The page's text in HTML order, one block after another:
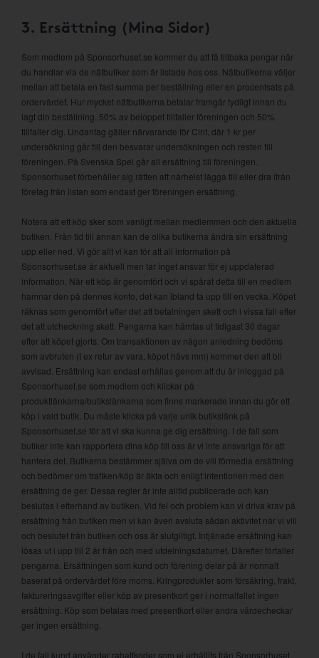
3. Ersättning (Mina Sidor)
Som medlem på Sponsorhuset.se kommer du att få tillbaka pengar när
du handlar via de nätbutiker som är listade hos oss. Nätbutikerna väljer
mellan att betala en fast summa per beställning eller en procentsats på
ordervärdet. Hur mycket nätbutikerna betalar framgår tydligt innan du
lagt din beställning. 50% av beloppet tillfaller föreningen och 50%
tillfaller dig. Undantag gäller närvarande för Cint, där 1 kr per
undersökning går till den besvarar undersökningen och resten till
föreningen. På Svenska Spel går all ersättning till föreningen.
Sponsorhuset förbehåller sig rätten att närhelst lägga till eller dra ifrån
företag från listan som endast ger föreningen ersättning.
Notera att ett köp sker som vanligt mellan medlemmen och den aktuella
butiken. Från tid till annan kan de olika butikerna ändra sin ersättning
upp eller ned. Vi gör allt vi kan för att all information på
Sponsorhuset.se är aktuell men tar inget ansvar för ej uppdaterad
information. När ett köp är genomfört och vi spårat detta till en medlem
hamnar den på dennes konto, det kan ibland ta upp till en vecka. Köpet
räknas som genomfört efter det att betalningen skett och i vissa fall efter
det att utcheckning skett. Pengarna kan hämtas ut tidigast 30 dagar
efter att köpet gjorts. Om transaktionen av någon anledning bedöms
som avbruten (t ex retur av vara, köpet hävs mm) kommer den att bli
avvisad. Ersättning kan endast erhållas genom att du är inloggad på
Sponsorhuset.se som medlem och klickar på
produktlänkarna/butikslänkarna som finns markerade innan du gör ett
köp i vald butik. Du måste klicka på varje unik butikslänk på
Sponsorhuset.se för att vi ska kunna ge dig ersättning. I de fall som
butiker inte kan rapportera dina köp till oss är vi inte ansvariga för att
hantera det. Butikerna bestämmer själva om de vill förmedla ersättning
och bedömer om trafiken/köp är äkta och enligt intentionen med den
ersättning de ger. Dessa regler är inte alltid publicerade och kan
beslutas i efterhand av butiken. Vid fel och problem kan vi driva krav på
ersättning från butiken men vi kan även avsluta sådan aktivitet när vi vill
och beslutet från butiken och oss är slutgiltigt. Intjänade ersättning kan
lösas ut i upp till 2 år från och med utdelningsdatumet. Därefter förfaller
pengarna. Ersättningen som kund och förening delar på är normalt
baserat på ordervärdet före moms. Kringprodukter som försäkring, frakt,
faktureringsavgifter eller köp av presentkort ger i normalfallet ingen
ersättning. Köp som betalas med presentkort eller andra värdecheckar
ger ingen ersättning.
I de fall kund använder rabattkoder som ej erhållits från Sponsorhuset